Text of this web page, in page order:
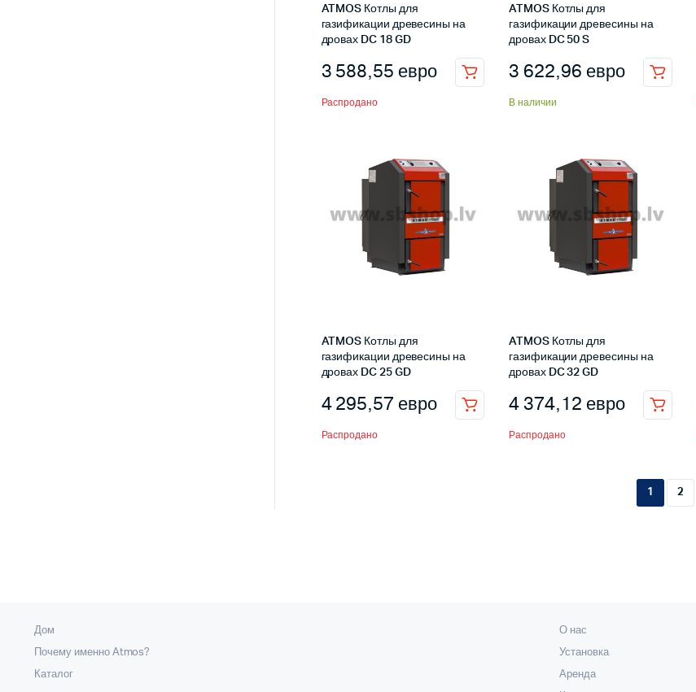
ATMOS Котлы для
газификации древесины на
дровах DC 18 GD
3 588,55 евро
Распродано
ATMOS Котлы для
газификации древесины на
дровах DC 50 S
3 622,96 евро
В наличии
ATMOS Котлы для
газификации древесины на
дровах DC 25 GD
4 295,57 евро
Распродано
ATMOS Котлы для
газификации древесины на
дровах DC 32 GD
4 374,12 евро
Распродано
1 2
Дом
Почему именно Atmos?
Каталог
О нас
Установка
Аренда